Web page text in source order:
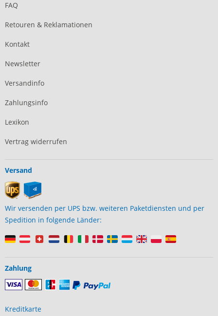
FAQ
Retouren & Reklamationen
Kontakt
Newsletter
Versandinfo
Zahlungsinfo
Lexikon
Vertrag widerrufen
Versand
Wir versenden per UPS bzw. weiteren Paketdiensten und per
Spedition in folgende Länder:
Zahlung
Kreditkarte